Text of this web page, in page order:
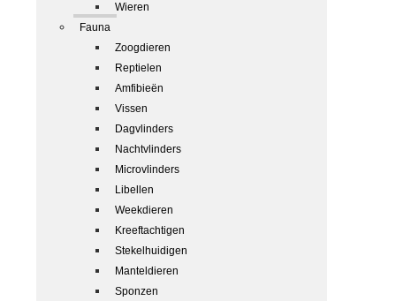
Wieren
Fauna
Zoogdieren
Reptielen
Amfibieën
Vissen
Dagvlinders
Nachtvlinders
Microvlinders
Libellen
Weekdieren
Kreeftachtigen
Stekelhuidigen
Manteldieren
Sponzen